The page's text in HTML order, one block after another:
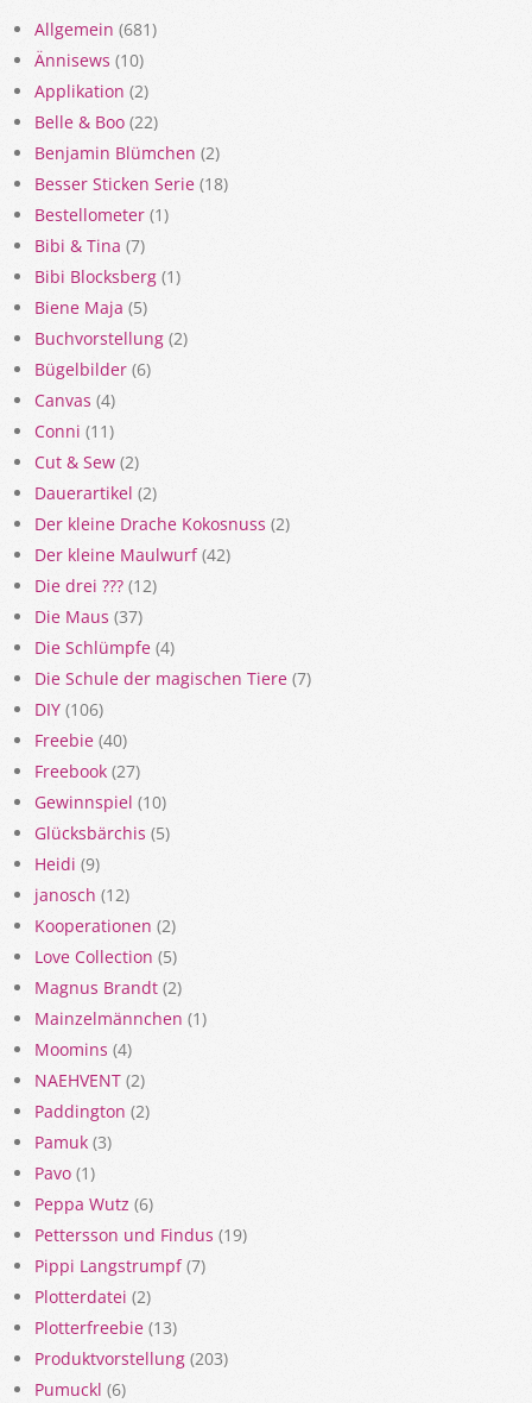
Allgemein (681)
Ännisews (10)
Applikation (2)
Belle & Boo (22)
Benjamin Blümchen (2)
Besser Sticken Serie (18)
Bestellometer (1)
Bibi & Tina (7)
Bibi Blocksberg (1)
Biene Maja (5)
Buchvorstellung (2)
Bügelbilder (6)
Canvas (4)
Conni (11)
Cut & Sew (2)
Dauerartikel (2)
Der kleine Drache Kokosnuss (2)
Der kleine Maulwurf(42)
Die drei ??? (12)
Die Maus (37)
Die Schlümpfe (4)
Die Schule der magischen Tiere (7)
DIY (106)
Freebie (40)
Freebook (27)
Gewinnspiel (10)
Glücksbärchis (5)
Heidi (9)
janosch (12)
Kooperationen (2)
Love Collection (5)
Magnus Brandt (2)
Mainzelmännchen (1)
Moomins (4)
NAEHVENT (2)
Paddington (2)
Pamuk (3)
Pavo (1)
Peppa Wutz (6)
Pettersson und Findus (19)
Pippi Langstrumpf(7)
Plotterdatei (2)
Plotterfreebie (13)
Produktvorstellung (203)
Pumuckl (6)